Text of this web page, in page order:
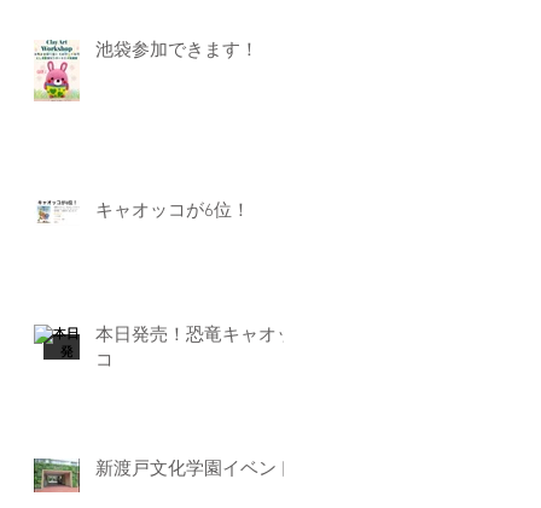
池袋参加できます！
キャオッコが6位！
本日発売！恐竜キャオッ
コ
新渡戸文化学園イベント